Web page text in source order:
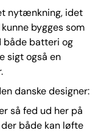
nytænkning, idet
bygges som
både batteri og
sigt også en
danske designer:
så fed ud her på
både kan løfte